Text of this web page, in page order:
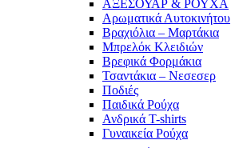
ΑΞΕΣΟΥΑΡ & ΡΟΥΧΑ
Αρωματικά Αυτοκινήτου
Βραχιόλια – Μαρτάκια
Μπρελόκ Κλειδιών
Βρεφικά Φορμάκια
Τσαντάκια – Νεσεσερ
Ποδιές
Παιδικά Ρούχα
Ανδρικά T-shirts
Γυναικεία Ρούχα